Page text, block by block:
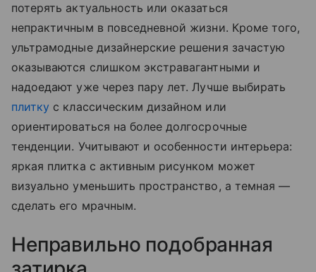
потерять актуальность или оказаться
непрактичным в повседневной жизни. Кроме того,
ультрамодные дизайнерские решения зачастую
оказываются слишком экстравагантными и
надоедают уже через пару лет. Лучше выбирать
плитку с классическим дизайном или
ориентироваться на более долгосрочные
тенденции. Учитывают и особенности интерьера:
яркая плитка с активным рисунком может
визуально уменьшить пространство, а темная —
сделать его мрачным.
Неправильно подобранная